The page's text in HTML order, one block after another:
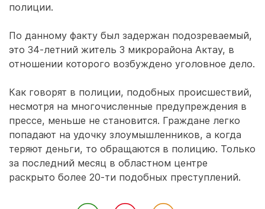
полиции.
По данному факту был задержан подозреваемый,
это 34-летний житель 3 микрорайона Актау, в
отношении которого возбуждено уголовное дело.
Как говорят в полиции, подобных происшествий,
несмотря на многочисленные предупреждения в
прессе, меньше не становится. Граждане легко
попадают на удочку злоумышленников, а когда
теряют деньги, то обращаются в полицию. Только
за последний месяц в областном центре
раскрыто более 20-ти подобных преступлений.